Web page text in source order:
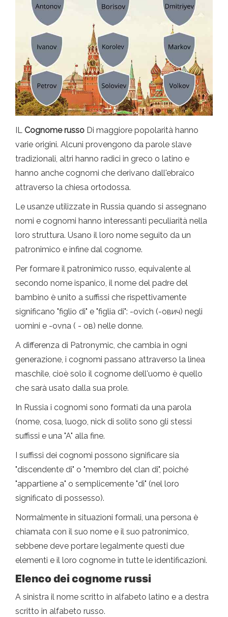
IL Cognome russo Di maggiore popolarità hanno
varie origini. Alcuni provengono da parole slave
tradizionali, altri hanno radici in greco o latino e
hanno anche cognomi che derivano dall'ebraico
attraverso la chiesa ortodossa.
Le usanze utilizzate in Russia quando si assegnano
nomi e cognomi hanno interessanti peculiarità nella
loro struttura. Usano il loro nome seguito da un
patronimico e infine dal cognome.
Per formare il patronimico russo, equivalente al
secondo nome ispanico, il nome del padre del
bambino è unito a suffissi che rispettivamente
significano "figlio di" e "figlia di": -ovich (-ович) negli
uomini e -ovna ( - ов) nelle donne.
A differenza di Patronymic, che cambia in ogni
generazione, i cognomi passano attraverso la linea
maschile, cioè solo il cognome dell'uomo è quello
che sarà usato dalla sua prole.
In Russia i cognomi sono formati da una parola
(nome, cosa, luogo, nick di solito sono gli stessi
suffissi e una "A" alla fine.
I suffissi dei cognomi possono significare sia
"discendente di" o "membro del clan di", poiché
"appartiene a" o semplicemente "di" (nel loro
significato di possesso).
Normalmente in situazioni formali, una persona è
chiamata con il suo nome e il suo patronimico,
sebbene deve portare legalmente questi due
elementi e il loro cognome in tutte le identificazioni.
Elenco dei cognome russi
A sinistra il nome scritto in alfabeto latino e a destra
scritto in alfabeto russo.